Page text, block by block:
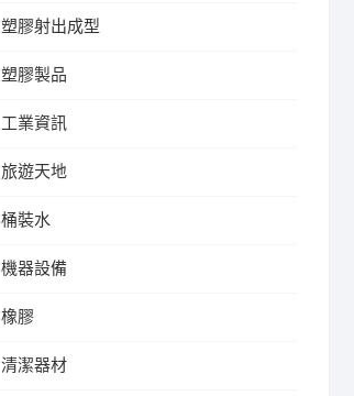
塑膠射出成型
塑膠製品
工業資訊
旅遊天地
桶裝水
機器設備
橡膠
清潔器材